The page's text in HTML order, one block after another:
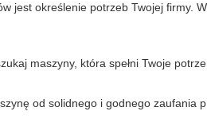
określenie potrzeb Twojej firmy.
maszyny, która spełni Twoje
od solidnego i godnego zaufania